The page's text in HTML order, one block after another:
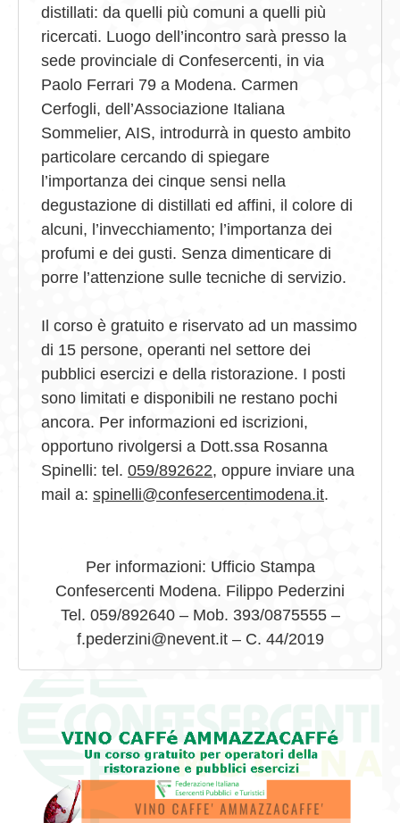
distillati: da quelli più comuni a quelli più
ricercati. Luogo dell’incontro sarà presso la
sede provinciale di Confesercenti, in via
Paolo Ferrari 79 a Modena. Carmen
Cerfogli, dell’Associazione Italiana
Sommelier, AIS, introdurrà in questo ambito
particolare cercando di spiegare
l’importanza dei cinque sensi nella
degustazione di distillati ed affini, il colore di
alcuni, l’invecchiamento; l’importanza dei
profumi e dei gusti. Senza dimenticare di
porre l’attenzione sulle tecniche di servizio.
Il corso è gratuito e riservato ad un massimo
di 15 persone, operanti nel settore dei
pubblici esercizi e della ristorazione. I posti
sono limitati e disponibili ne restano pochi
ancora. Per informazioni ed iscrizioni,
opportuno rivolgersi a Dott.ssa Rosanna
Spinelli: tel. 059/892622, oppure inviare una
mail a: spinelli@confesercentimodena.it.
Per informazioni: Ufficio Stampa
Confesercenti Modena. Filippo Pederzini
Tel. 059/892640 – Mob. 393/0875555 –
f.pederzini@nevent.it – C. 44/2019